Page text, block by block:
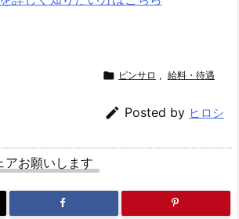
 ピンサロ , 給料・待遇
 Posted by ヒロシ
アお願いします